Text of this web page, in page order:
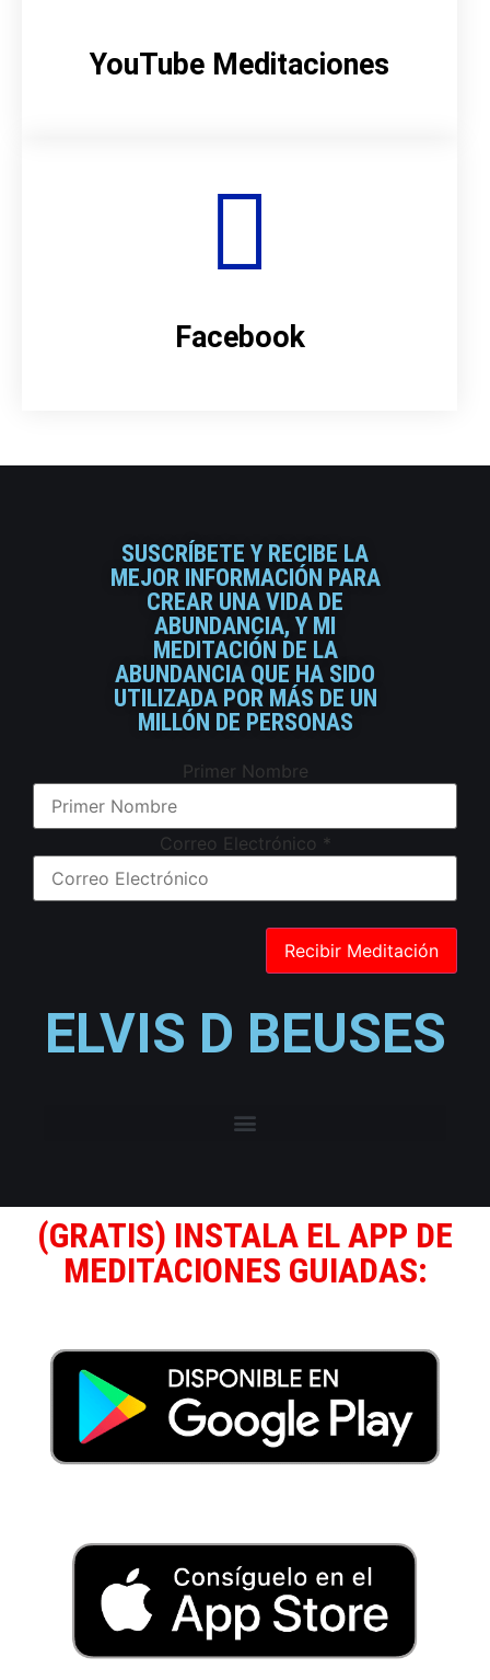
YouTube Meditaciones
Facebook
SUSCRÍBETE Y RECIBE LA
MEJOR INFORMACIÓN PARA
CREAR UNA VIDA DE
ABUNDANCIA, Y MI
MEDITACIÓN DE LA
ABUNDANCIA QUE HA SIDO
UTILIZADA POR MÁS DE UN
MILLÓN DE PERSONAS
Primer Nombre
Correo Electrónico *
ELVIS D BEUSES
(GRATIS) INSTALA EL APP DE
MEDITACIONES GUIADAS: